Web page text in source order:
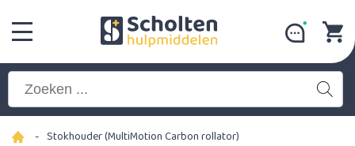
- Stokhouder (MultiMotion Carbon rollator)